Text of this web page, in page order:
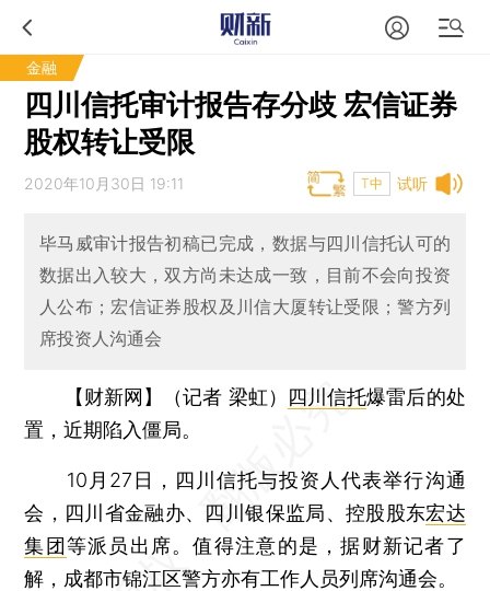
金融
四川信托审计报告存分歧 宏信证券
股权转让受限
试听
2020年10月30日 19:11 T中
毕马威审计报告初稿已完成，数据与四川信托认可的
数据出入较大，双方尚未达成一致，目前不会向投资
人公布；宏信证券股权及川信大厦转让受限；警方列
席投资人沟通会
【财新网】（记者 梁虹） 四川信托爆雷后的处
置，近期陷入僵局。
10月27日，四川信托与投资人代表举行沟通
会，四川省金融办、四川银保监局、控股股东宏达
集团等派员出席。值得注意的是，据财新记者了
解，成都市锦江区警方亦有工作人员列席沟通会。